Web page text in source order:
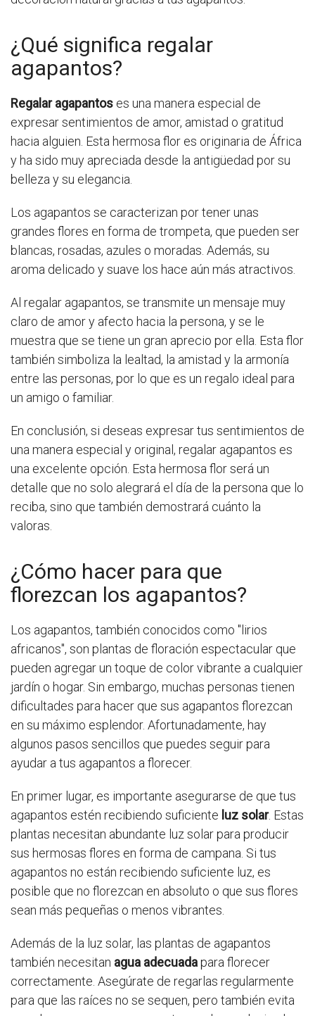
¿Qué significa regalar
agapantos?
Regalar agapantos es una manera especial de
expresar sentimientos de amor, amistad o gratitud
hacia alguien. Esta hermosa flor es originaria de África
y ha sido muy apreciada desde la antigüedad por su
belleza y su elegancia.
Los agapantos se caracterizan por tener unas
grandes flores en forma de trompeta, que pueden ser
blancas, rosadas, azules o moradas. Además, su
aroma delicado y suave los hace aún más atractivos.
Al regalar agapantos, se transmite un mensaje muy
claro de amor y afecto hacia la persona, y se le
muestra que se tiene un gran aprecio por ella. Esta flor
también simboliza la lealtad, la amistad y la armonía
entre las personas, por lo que es un regalo ideal para
un amigo o familiar.
En conclusión, si deseas expresar tus sentimientos de
una manera especial y original, regalar agapantos es
una excelente opción. Esta hermosa flor será un
detalle que no solo alegrará el día de la persona que lo
reciba, sino que también demostrará cuánto la
valoras.
¿Cómo hacer para que
florezcan los agapantos?
Los agapantos, también conocidos como "lirios
africanos", son plantas de floración espectacular que
pueden agregar un toque de color vibrante a cualquier
jardín o hogar. Sin embargo, muchas personas tienen
dificultades para hacer que sus agapantos florezcan
en su máximo esplendor. Afortunadamente, hay
algunos pasos sencillos que puedes seguir para
ayudar a tus agapantos a florecer.
En primer lugar, es importante asegurarse de que tus
agapantos estén recibiendo suficiente luz solar. Estas
plantas necesitan abundante luz solar para producir
sus hermosas flores en forma de campana. Si tus
agapantos no están recibiendo suficiente luz, es
posible que no florezcan en absoluto o que sus flores
sean más pequeñas o menos vibrantes.
Además de la luz solar, las plantas de agapantos
también necesitan agua adecuadapara florecer
correctamente. Asegúrate de regarlas regularmente
para que las raíces no se sequen, pero también evita